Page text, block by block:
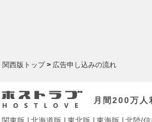
月間200万人
関西版トップ 広告申し込みの流れ